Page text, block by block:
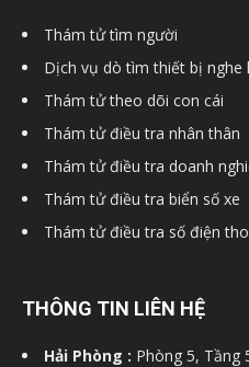
Thám tử tìm người
Dịch vụ dò tìm thiết bị nghe
Thám tử theo dõi con cái
Thám tử điều tra nhân thân
Thám tử điều tra doanh
Thám tử điều tra biển số xe
Thám tử điều tra số điện
THÔNG TIN LIÊN HỆ
Hải Phòng : Phòng 5, Tầng